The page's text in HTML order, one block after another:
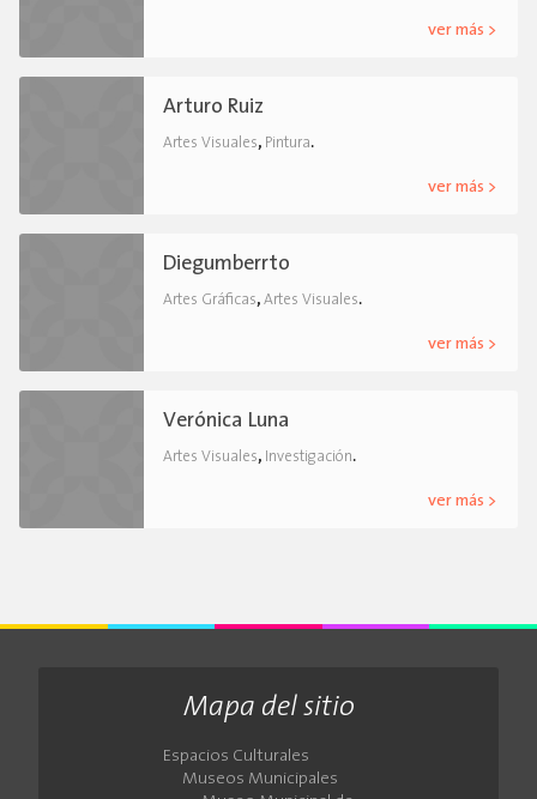
ver más >
Arturo Ruiz
Artes Visuales, Pintura.
ver más >
Diegumberrto
Artes Gráficas, Artes Visuales.
ver más >
Verónica Luna
Artes Visuales, Investigación.
ver más >
Mapa del sitio
Espacios Culturales
Museos Municipales